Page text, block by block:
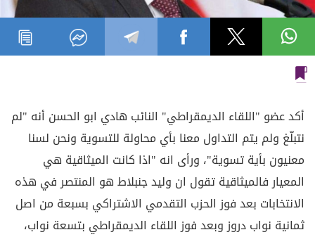
أكد عضو "اللقاء الديمقراطي" النائب هادي ابو الحسن أنه "لم
نتبلّغ ولم يتم التداول معنا بأي محاولة للتسوية ونحن لسنا
معنيون بأية تسوية"، ورأى انه "اذا كانت الميثاقية هي
المعيار فالميثاقية تقول ان وليد جنبلاط هو المنتصر في هذه
الانتخابات بعد فوز الحزب التقدمي الاشتراكي بسبعة من اصل
ثمانية نواب دروز وبعد فوز اللقاء الديمقراطي بتسعة نواب،